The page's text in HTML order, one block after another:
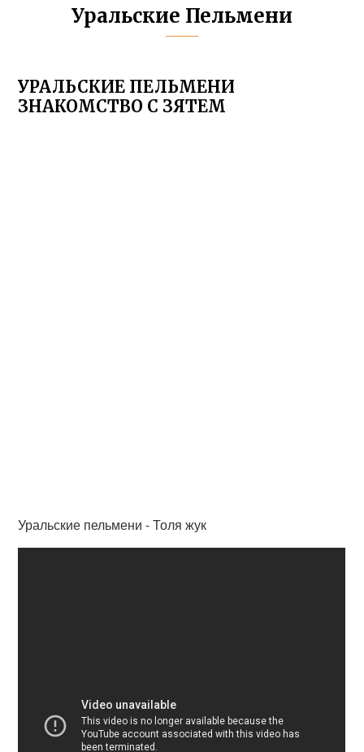
Уральские Пельмени
УРАЛЬСКИЕ ПЕЛЬМЕНИ
ЗНАКОМСТВО С ЗЯТЕМ
Уральские пельмени - Толя жук